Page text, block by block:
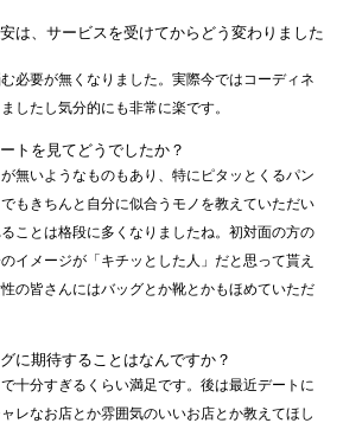
は、サービスを受けてからどう変わりました
必要が無くなりました。実際今ではコーディネ
したし気分的にも非常に楽です。
トを見てどうでしたか？
無いようなものもあり、特にピタッとくるパン
もきちんと自分に似合うモノを教えていただい
ことは格段に多くなりましたね。初対面の方の
イメージが「キチッとした人」だと思って貰え
の皆さんにはバッグとか靴とかもほめていただ
に期待することはなんですか？
十分すぎるくらい満足です。後は最近デートに
レなお店とか雰囲気のいいお店とか教えてほし